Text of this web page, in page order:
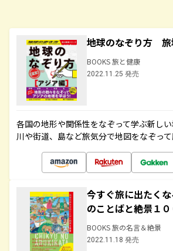
地球のなぞり方
BOOKS 旅と健康
2022.11.25 発売
各国の地形や関係性をなぞって学ぶ新しい
川や街道、島など旅気分で地図をなぞって
今すぐ旅に出たく
のことばと絶景１０
BOOKS 旅の名言＆絶景
2022.11.18 発売